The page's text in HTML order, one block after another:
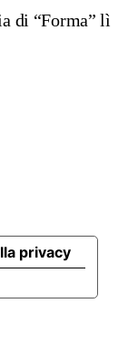
di “Forma” lì
privacy